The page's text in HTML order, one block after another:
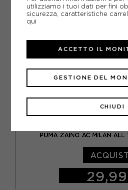
PUMA ZAINO AC MILAN ALL
utilizziamo i tuoi dati per fini
sicurezza, caratteristiche
qui
CHIUDI
GESTIONE DEL
ACCETTO IL